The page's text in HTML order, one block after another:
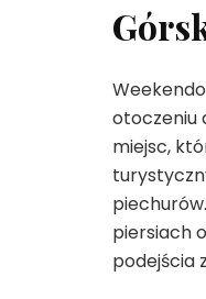
otoczeniu
miejsc,
piersiach
podejścia